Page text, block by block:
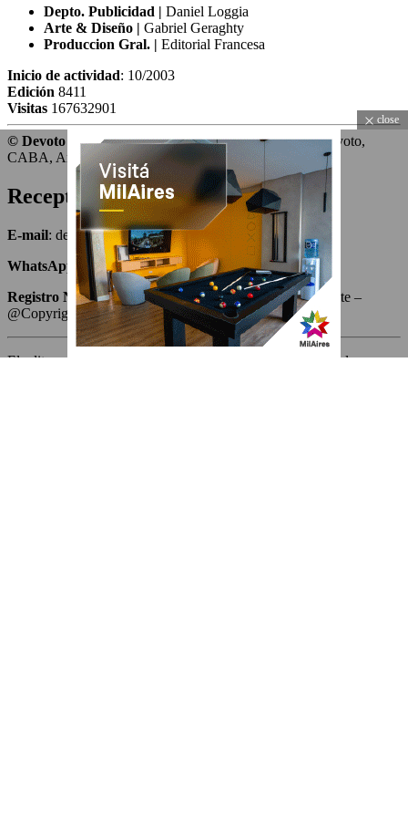
Depto. Publicidad | Daniel Loggia
Arte & Diseño | Gabriel Geraghty
Produccion Gral. | Editorial Francesa
Inicio de actividad: 10/2003
Edición 8411
Visitas 167632901
© Devoto Magazine.Todos los derechos reservados. Devoto,
CABA, Argentina.
Receptoría de avisos
E-mail: devotomagazine@gmail.com
WhatsApp : 11.5006.9840
Registro Nacional de la Propiedad Intelectual: en trámite –
@Copyright 2003 – BAMedia Argentina
El editor no se responsabiliza por las opiniones vertidas en los
close